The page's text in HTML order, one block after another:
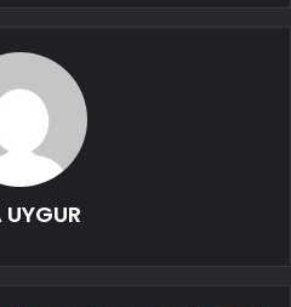
UYGUR